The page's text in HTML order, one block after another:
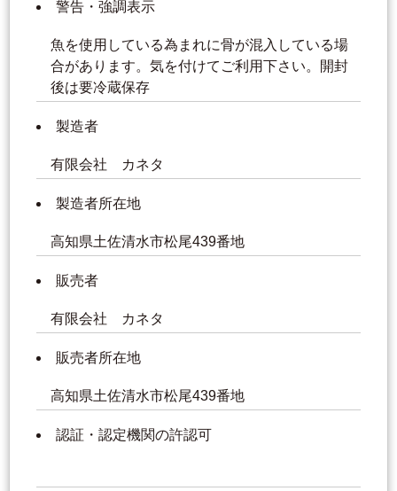
警告・強調表示
魚を使用している為まれに骨が混入している場
合があります。気を付けてご利用下さい。開封
後は要冷蔵保存
製造者
有限会社 カネタ
製造者所在地
高知県土佐清水市松尾439番地
販売者
有限会社 カネタ
販売者所在地
高知県土佐清水市松尾439番地
認証・認定機関の許認可